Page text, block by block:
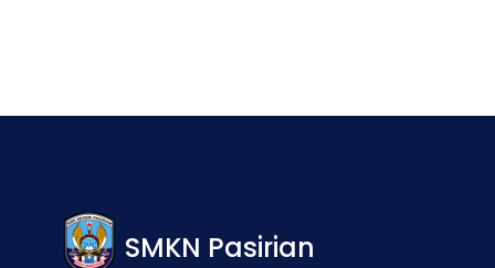
SMKN Pasirian